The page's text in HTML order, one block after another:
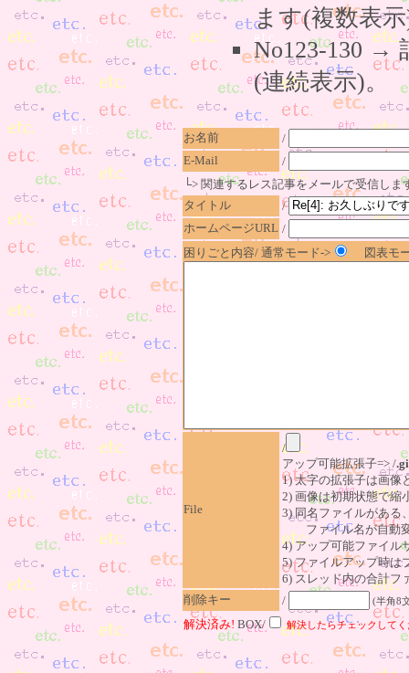
ます(複数表
No123-130 →
(連続表示)。
お名前
/
E-Mail
/
└> 関連するレス記事をメールで受信しま
タイトル
/
ホームページURL /
困りごと内容/ 通常モード->
図表モ
File
/
アップ可能拡張子=> /
1) 太字の拡張子は画像
2) 画像は初期状態で縮
3) 同名ファイルがある
ファイル名が自動
4) アップ可能ファイル
5) ファイルアップ時は
6) スレッド内の合計
削除キー
/ (半角8
解決済み! BOX/ 解決したらチェックして